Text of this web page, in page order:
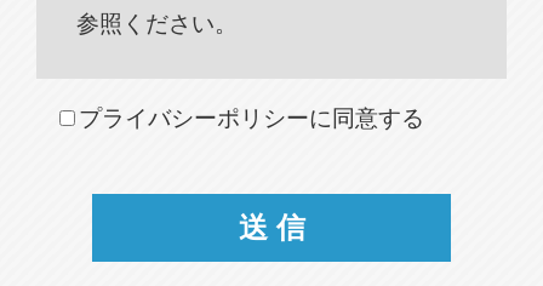
参照ください。
プライバシーポリシーに同意する